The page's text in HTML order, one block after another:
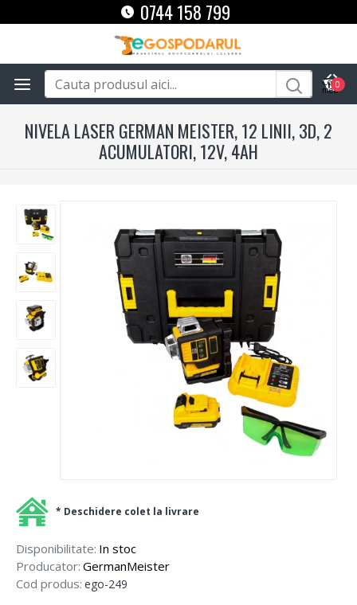
0744 158 799
0
NIVELA LASER GERMAN MEISTER, 12 LINII, 3D, 2
ACUMULATORI, 12V, 4AH
Disponibilitate: In stoc
Producator: GermanMeister
Cod produs: ego-249
* Deschidere colet la livrare